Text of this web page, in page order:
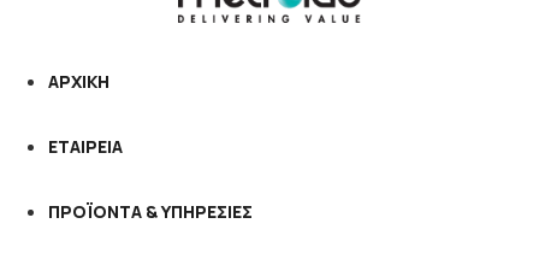
ΑΡΧΙΚΗ
ΕΤΑΙΡΕΙΑ
ΠΡΟΪΟΝΤΑ & ΥΠΗΡΕΣΙΕΣ